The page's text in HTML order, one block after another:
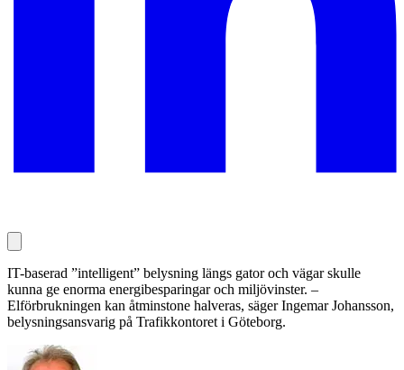
IT-baserad ”intelligent” belysning längs gator och vägar skulle
kunna ge enorma energibesparingar och miljövinster. –
Elförbrukningen kan åtminstone halveras, säger Ingemar Johansson,
belysningsansvarig på Trafikkontoret i Göteborg.